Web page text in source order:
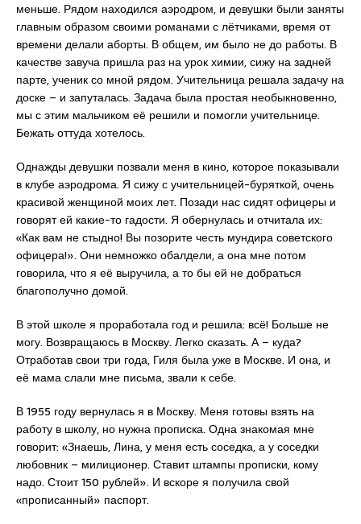
меньше. Рядом находился аэродром, и девушки были заняты
главным образом своими романами с лётчиками, время от
времени делали аборты. В общем, им было не до работы. В
качестве завуча пришла раз на урок химии, сижу на задней
парте, ученик со мной рядом. Учительница решала задачу на
доске – и запуталась. Задача была простая необыкновенно,
мы с этим мальчиком её решили и помогли учительнице.
Бежать оттуда хотелось.
Однажды девушки позвали меня в кино, которое показывали
в клубе аэродрома. Я сижу с учительницей-буряткой, очень
красивой женщиной моих лет. Позади нас сидят офицеры и
говорят ей какие-то гадости. Я обернулась и отчитала их:
«Как вам не стыдно! Вы позорите честь мундира советского
офицера!». Они немножко обалдели, а она мне потом
говорила, что я её выручила, а то бы ей не добраться
благополучно домой.
В этой школе я проработала год и решила: всё! Больше не
могу. Возвращаюсь в Москву. Легко сказать. А – куда?
Отработав свои три года, Гиля была уже в Москве. И она, и
её мама слали мне письма, звали к себе.
В 1955 году вернулась я в Москву. Меня готовы взять на
работу в школу, но нужна прописка. Одна знакомая мне
говорит: «Знаешь, Лина, у меня есть соседка, а у соседки
любовник – милиционер. Ставит штампы прописки, кому
надо. Стоит 150 рублей». И вскоре я получила свой
«прописанный» паспорт.